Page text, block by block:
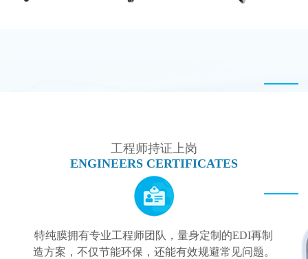
工程师持证上岗
ENGINEERS CERTIFICATES
特纯膜拥有专业工程师团队，量身定制的EDI再制
造方案，不仅节能环保，还能有效规避常见问题。